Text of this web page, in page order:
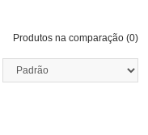
Produtos na comparação (0)